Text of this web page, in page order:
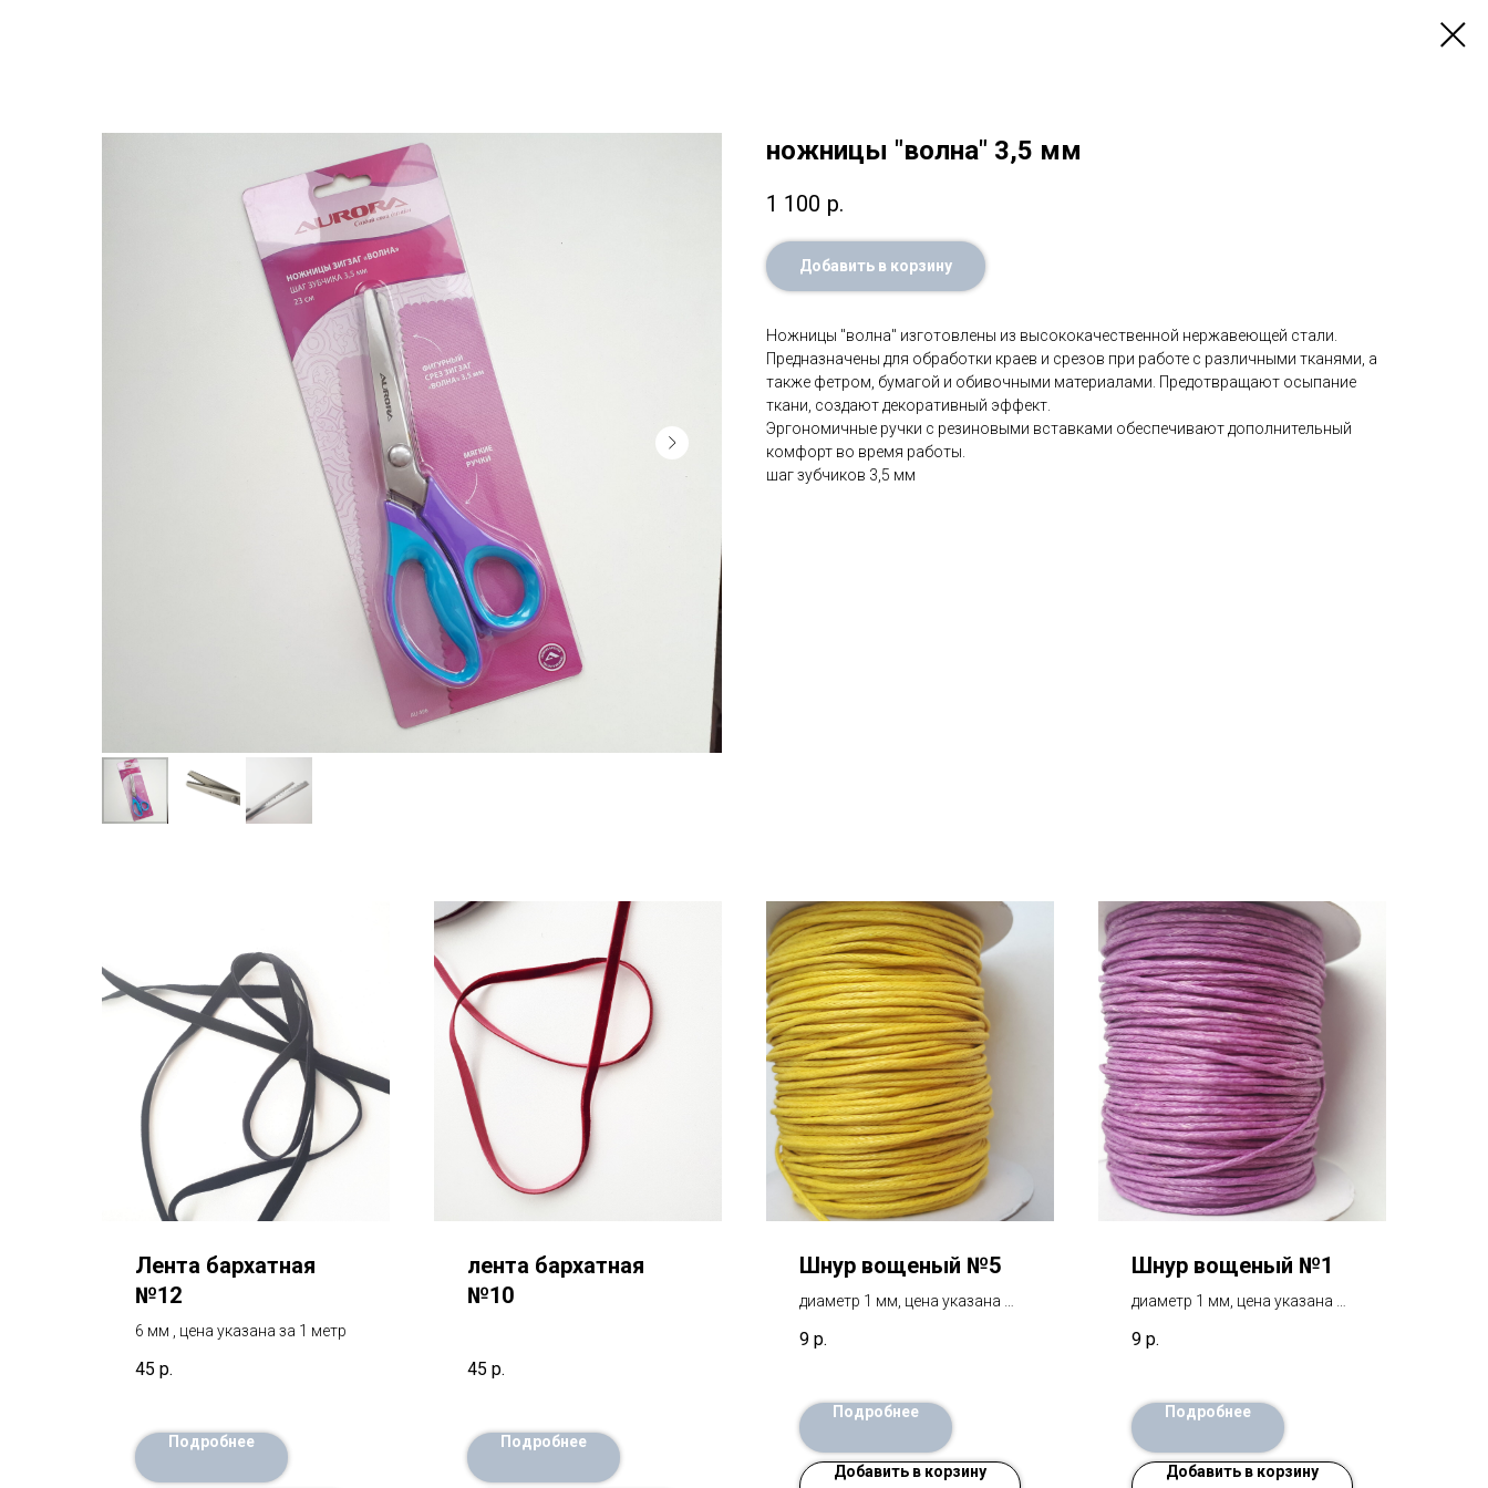
ножницы "волна" 3,5 мм
1 100 р.
Добавить в корзину
Ножницы "волна" изготовлены из высококачественной нержавеющей стали.
Предназначены для обработки краев и срезов при работе с различными тканями, а
также фетром, бумагой и обивочными материалами. Предотвращают осыпание
ткани, создают декоративный эффект.
Эргономичные ручки с резиновыми вставками обеспечивают дополнительный
комфорт во время работы.
шаг зубчиков 3,5 мм
Лента бархатная
№12
6 мм , цена указана за 1 метр
45 р.
Подробнее
лента бархатная
№10
45 р.
Подробнее
Шнур вощеный №5
диаметр 1 мм, цена указана за
9 р.
Подробнее
Добавить в корзину
Шнур вощеный №1
диаметр 1 мм, цена указана за
9 р.
Подробнее
Добавить в корзину